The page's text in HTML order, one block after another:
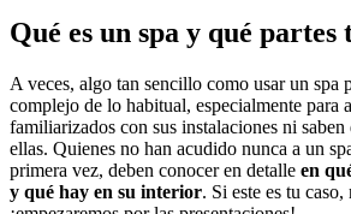
Qué es un spa y qué partes
A veces, algo tan sencillo como usar un spa
complejo de lo habitual, especialmente para
familiarizados con sus instalaciones ni saben
ellas. Quienes no han acudido nunca a un
primera vez, deben conocer en detalle en
y qué hay en su interior. Si este es tu